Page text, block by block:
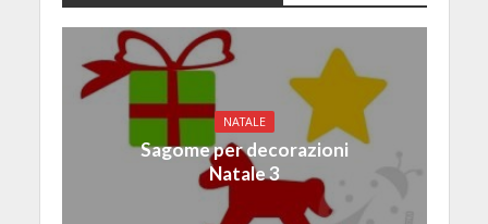
NATALE
Sagome per decorazioni
Natale 3